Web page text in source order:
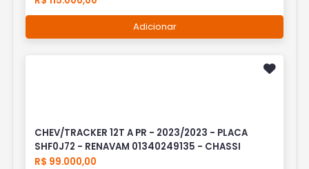
Adicionar
CHEV/TRACKER 12T A PR - 2023/2023 - PLACA
SHF0J72 - RENAVAM 01340249135 - CHASSI
R$ 99.000,00